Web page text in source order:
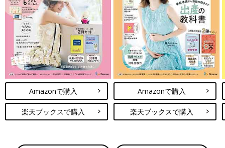
Amazonで購入
楽天ブックスで購入
Amazonで購入
楽天ブックスで購入